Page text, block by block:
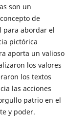
son un
de
para abordar el
pictórica
aporta un valioso
los valores
los textos
las acciones
patrio en el
y poder.